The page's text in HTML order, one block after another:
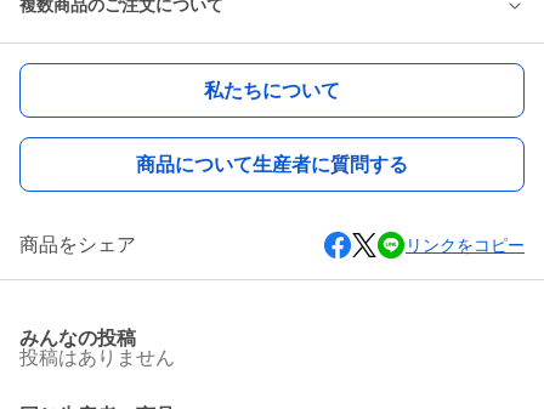
複数商品のご注文について
私たちについて
商品について生産者に質問する
商品をシェア リンクをコピー
みんなの投稿
投稿はありません